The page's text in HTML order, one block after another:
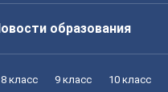
образования
8 класс 9 класс 10 класс